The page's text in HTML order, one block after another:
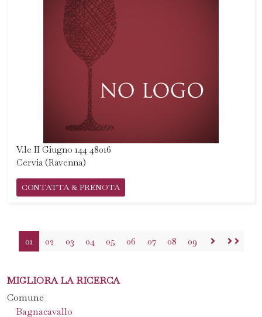
V.le II Giugno 144 48016
Cervia (Ravenna)
CONTATTA & PRENOTA
01 02 03 04 05 06 07 08 09
MIGLIORA LA RICERCA
Comune
Bagnacavallo